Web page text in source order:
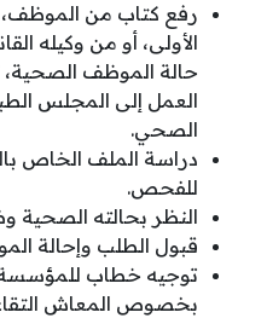
رفع كتاب من الموظف،
الأولى، أو من وكيله
حالة الموظف
العمل إلى المجلس
الصحي.
دراسة الملف الخاص
للفحص.
النظر بحالته
قبول الطلب وإحالة
توجيه خطاب للمؤسسة
بخصوص المعاش